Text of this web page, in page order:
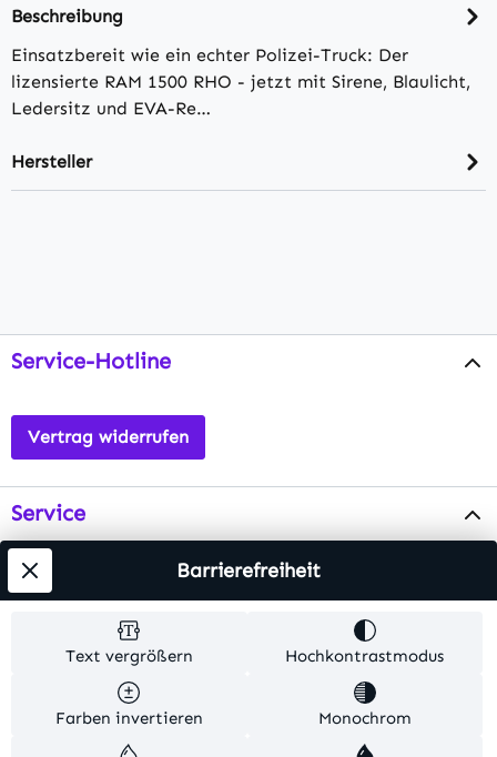
Beschreibung
Einsatzbereit wie ein echter Polizei-Truck: Der
lizensierte RAM 1500 RHO - jetzt mit Sirene, Blaulicht,
Ledersitz und EVA-Re…
Hersteller
Service-Hotline
Vertrag widerrufen
Service
Info
Alle Preise inkl. gesetzl. Mehrwertsteuer zzgl.
Versandkosten . Alle Artikelangaben sind
Herstellerangaben und ohne Gewähr.
Text vergrößern Hochkontrastmodus
Farben invertieren Monochrom
Barrierefreiheit